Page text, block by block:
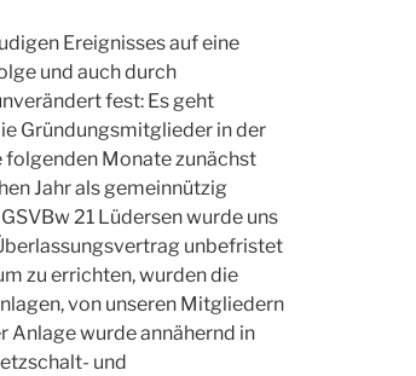
Ereignisses auf eine
und auch durch
fest: Es geht
Gründungsmitglieder in der
folgenden Monate zunächst
Jahr als gemeinnützig
21 Lüdersen wurde uns
unbefristet
zu errichten, wurden die
von unseren Mitgliedern
Anlage wurde annähernd in
und